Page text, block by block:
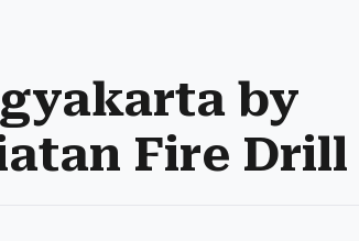
by
Fire Drill